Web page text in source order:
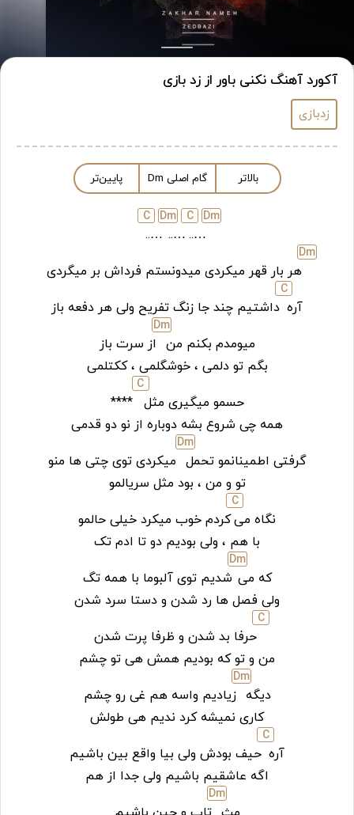
آکورد آهنگ نکنی باور از زد بازی
زدبازی
بالاتر گام اصلی Dm پایین‌تر
Dm
…..
C
…..
Dm
…..
C
Dm
هر بار قهر میکردی میدونستم فرداش بر میگردی
آره
C
داشتیم چند جا زنگ تفریح ولی هر دفعه باز
میومدم بکنم من
Dm
از سرت باز
بگم تو دلمی ، خوشگلمی ، ککتلمی
حسمو میگیری مثل
C
****
همه چی شروع بشه دوباره از نو دو قدمی
گرفتی اطمینانمو تحمل
Dm
میکردی توی چتی ها منو
تو و من ، بود مثل سریالمو
نگاه می
C
کردم خوب میکرد خیلی حالمو
با هم ، ولی بودیم دو تا ادم تک
که می
Dm
شدیم توی آلبوما با همه تگ
ولی فصل ها رد شدن و دستا سرد شدن
C
حرفا بد شدن و ظرفا پرت شدن
من و تو که بودیم همش هی تو چشم
دیگه
Dm
زیادیم واسه هم غی رو چشم
کاری نمیشه کرد ندیم هی طولش
آره
C
حیف بودش ولی بیا واقع بین باشیم
اگه عاشقیم باشیم ولی جدا از هم
Dm